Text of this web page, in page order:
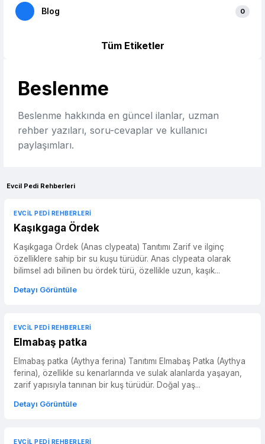
Blog 0
Tüm Etiketler
Beslenme
Beslenme hakkında en güncel ilanlar, uzman
rehber yazıları, soru-cevaplar ve kullanıcı
paylaşımları.
Evcil Pedi Rehberleri
EVCIL PEDI REHBERLERI
Kaşıkgaga Ördek
Kaşıkgaga Ördek (Anas clypeata) Tanıtımı Zarif ve ilginç
özelliklere sahip bir su kuşu türüdür. Anas clypeata olarak
bilimsel adı bilinen bu ördek türü, özellikle uzun, kaşık...
Detayı Görüntüle
EVCIL PEDI REHBERLERI
Elmabaş patka
Elmabaş patka (Aythya ferina) Tanıtımı Elmabaş Patka (Aythya
ferina), özellikle su kenarlarında ve sulak alanlarda yaşayan,
zarif yapısıyla tanınan bir kuş türüdür. Doğal yaş...
Detayı Görüntüle
EVCIL PEDI REHBERLERI